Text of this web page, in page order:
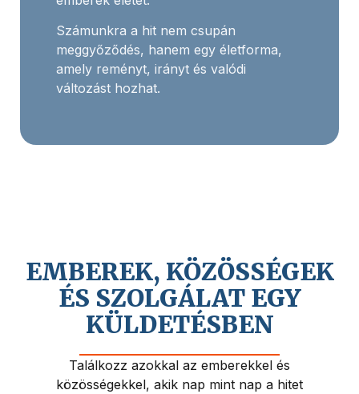
Számunkra a hit nem csupán
meggyőződés, hanem egy életforma,
amely reményt, irányt és valódi
változást hozhat.
EMBEREK, KÖZÖSSÉGEK
ÉS SZOLGÁLAT EGY
KÜLDETÉSBEN
Találkozz azokkal az emberekkel és
közösségekkel, akik nap mint nap a hitet